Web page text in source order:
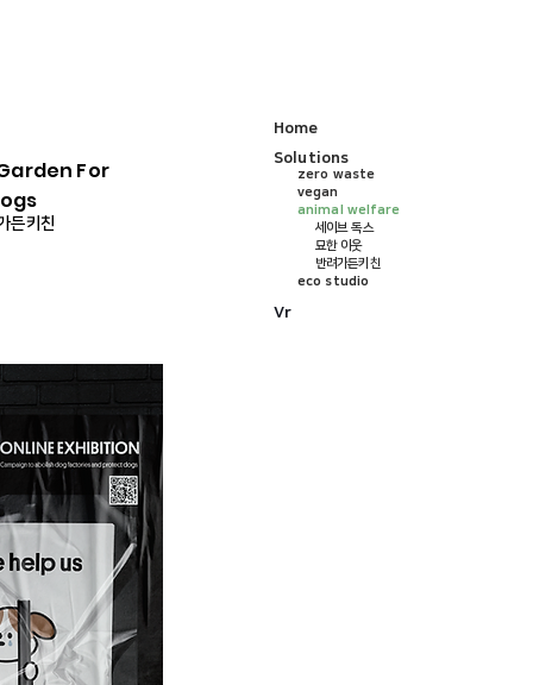
Home
Solutions
zero waste
vegan
animal welfare
세이브 독스
​묘한 이웃
반려가든키친
eco studio
Vr
For
든키친